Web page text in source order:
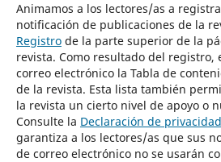
Animamos a los lectores/as a
notificación de publicaciones de la
Registrode la parte superior de la
revista. Como resultado del
correo electrónico la Tabla de
de la revista. Esta lista también
la revista un cierto nivel de apoyo o
Consulte la Declaración de privacidad
garantiza a los lectores/as que sus
de correo electrónico no se usarán